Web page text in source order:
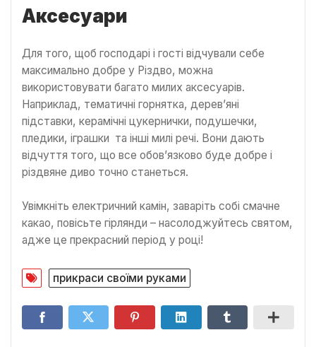
Аксесуари
Для того, щоб господарі і гості відчували себе
максимально добре у Різдво, можна
використовувати багато милих аксесуарів.
Наприклад, тематичні горнятка, дерев’яні
підставки, керамічні цукернички, подушечки,
пледики, іграшки та інші милі речі. Вони дають
відчуття того, що все обов’язково буде добре і
різдвяне диво точно станеться.
Увімкніть електричний камін, заваріть собі смачне
какао, повісьте гірлянди – насолоджуйтесь святом,
адже це прекрасний період у році!
прикраси своїми руками